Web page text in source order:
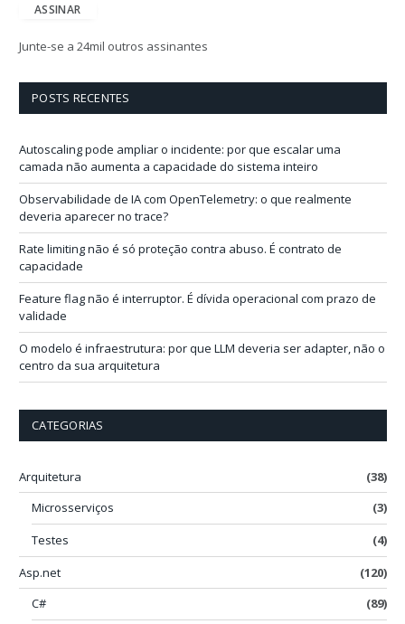
e
ç
i
ASSINAR
Junte-se a 24mil outros assinantes
POSTS RECENTES
Autoscaling pode ampliar o incidente: por que escalar uma
camada não aumenta a capacidade do sistema inteiro
Observabilidade de IA com OpenTelemetry: o que realmente
deveria aparecer no trace?
Rate limiting não é só proteção contra abuso. É contrato de
capacidade
Feature flag não é interruptor. É dívida operacional com prazo de
validade
O modelo é infraestrutura: por que LLM deveria ser adapter, não o
centro da sua arquitetura
CATEGORIAS
Arquitetura
(38)
Microsserviços
(3)
Testes
(4)
Asp.net
(120)
C#
(89)